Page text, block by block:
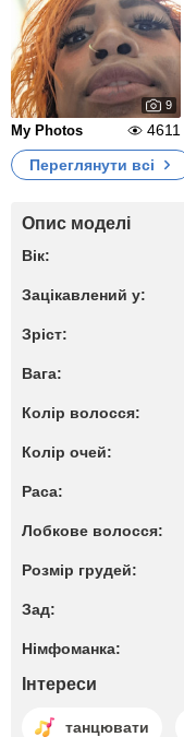
9
My Photos
4611
Переглянути всі
Опис моделі
Вік:
Зацікавлений у:
Зріст:
Вага:
Колір волосся:
Колір очей:
Раса:
Лобкове волосся:
Розмір грудей:
Зад:
Німфоманка:
Інтереси
танцювати